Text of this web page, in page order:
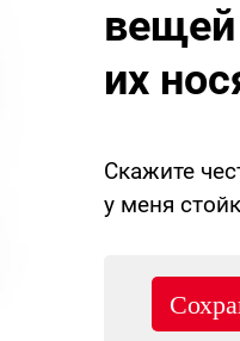
вещей
их
Скажите
у меня